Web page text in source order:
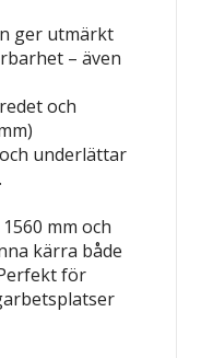
ger utmärkt
– även
och
underlättar
mm och
kärra både
för